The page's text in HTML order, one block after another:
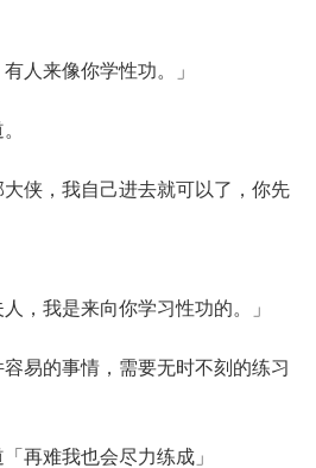
来像你学性功。」
，我自己进去就可以了，你先
我是来向你学习性功的。」
的事情，需要无时不刻的练习
难我也会尽力练成」